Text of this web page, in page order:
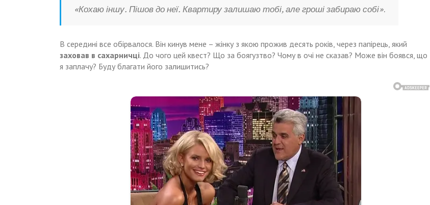
«Кохаю іншу. Пішов до неї. Квартиру залишаю тобі, але гроші забираю собі».
В середині все обірвалося. Він кинув мене – жінку з якою прожив десять років, через папірець, який
заховав в сахарничці. До чого цей квест? Що за боягузтво? Чому в очі не сказав? Може він боявся, що
я заплачу? Буду благати його залишитись?